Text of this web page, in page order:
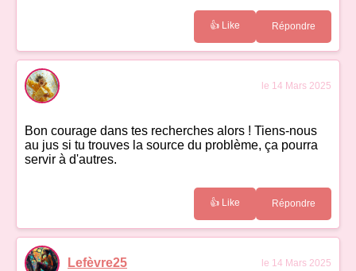
👍 Like Répondre
le 14 Mars 2025
Bon courage dans tes recherches alors ! Tiens-nous
au jus si tu trouves la source du problème, ça pourra
servir à d'autres.
👍 Like Répondre
Lefèvre25 le 14 Mars 2025